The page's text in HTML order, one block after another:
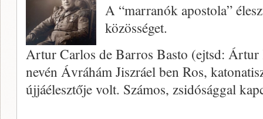
A “marranók apostola”
közösséget.
Artur Carlos de Barros Basto (ejtsd:
nevén Ávráhám Jiszráel ben Ros,
újjáélesztője volt. Számos, zsidósággal